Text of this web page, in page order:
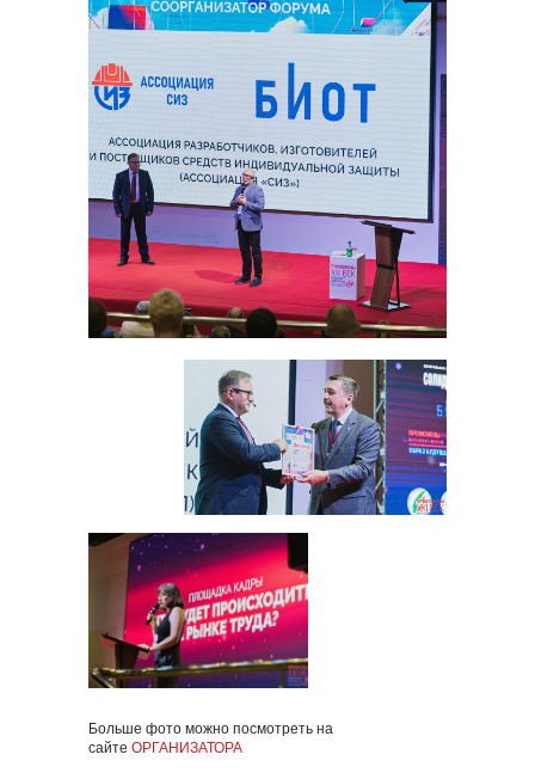
Больше фото можно посмотреть на
сайте ОРГАНИЗАТОРА